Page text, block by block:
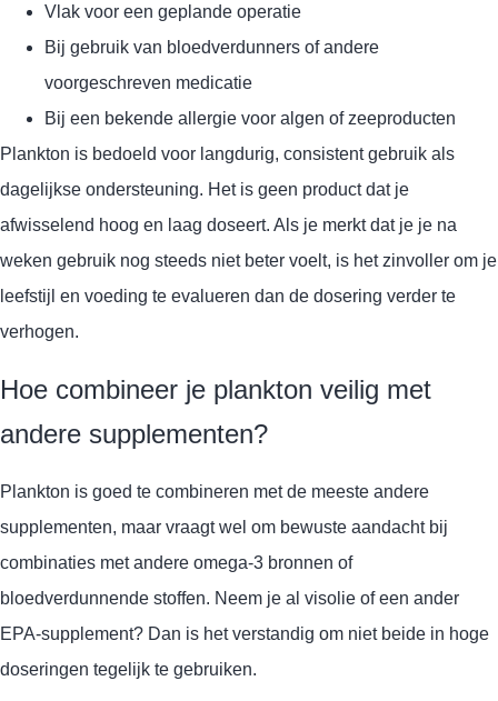
Vlak voor een geplande operatie
Bij gebruik van bloedverdunners of andere
voorgeschreven medicatie
Bij een bekende allergie voor algen of zeeproducten
Plankton is bedoeld voor langdurig, consistent gebruik als
dagelijkse ondersteuning. Het is geen product dat je
afwisselend hoog en laag doseert. Als je merkt dat je je na
weken gebruik nog steeds niet beter voelt, is het zinvoller om je
leefstijl en voeding te evalueren dan de dosering verder te
verhogen.
Hoe combineer je plankton veilig met
andere supplementen?
Plankton is goed te combineren met de meeste andere
supplementen, maar vraagt wel om bewuste aandacht bij
combinaties met andere omega-3 bronnen of
bloedverdunnende stoffen. Neem je al visolie of een ander
EPA-supplement? Dan is het verstandig om niet beide in hoge
doseringen tegelijk te gebruiken.